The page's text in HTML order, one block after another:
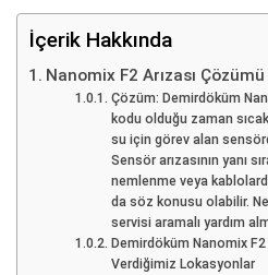
İçerik Hakkında
Nanomix F2 Arızası Çözümü
Çözüm: Demirdöküm
kodu olduğu zaman
su için görev alan
Sensör arızasının yanı
nemlenme veya
da söz konusu olabilir.
servisi aramalı yardım
Demirdöküm Nanomix F2
Verdiğimiz Lokasyonlar